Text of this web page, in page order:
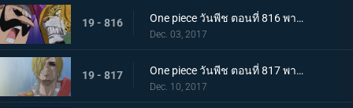
19 - 816 One piece วันพีช ตอนที่ 816 พากย์ไทย เรื่องราวของตาซ้าย เปโดร VS บารอนทามาโกะ
Dec. 03, 2017
19 - 817 One piece วันพีช ตอนที่ 817 พากย์ไทย ก้นบุหรี่ คืนก่อนแต่งงานของซันจิ
Dec. 10, 2017